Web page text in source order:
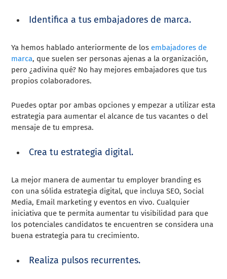
Identifica a tus embajadores de marca.
Ya hemos hablado anteriormente de los embajadores de
marca, que suelen ser personas ajenas a la organización,
pero ¿adivina qué? No hay mejores embajadores que tus
propios colaboradores.
Puedes optar por ambas opciones y empezar a utilizar esta
estrategia para aumentar el alcance de tus vacantes o del
mensaje de tu empresa.
Crea tu estrategia digital.
La mejor manera de aumentar tu employer branding es
con una sólida estrategia digital, que incluya SEO, Social
Media, Email marketing y eventos en vivo. Cualquier
iniciativa que te permita aumentar tu visibilidad para que
los potenciales candidatos te encuentren se considera una
buena estrategia para tu crecimiento.
Realiza pulsos recurrentes.